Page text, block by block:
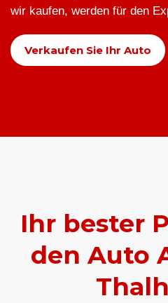
wir kaufen, werden für den
Verkaufen Sie Ihr Auto
Ihr bester
den Auto